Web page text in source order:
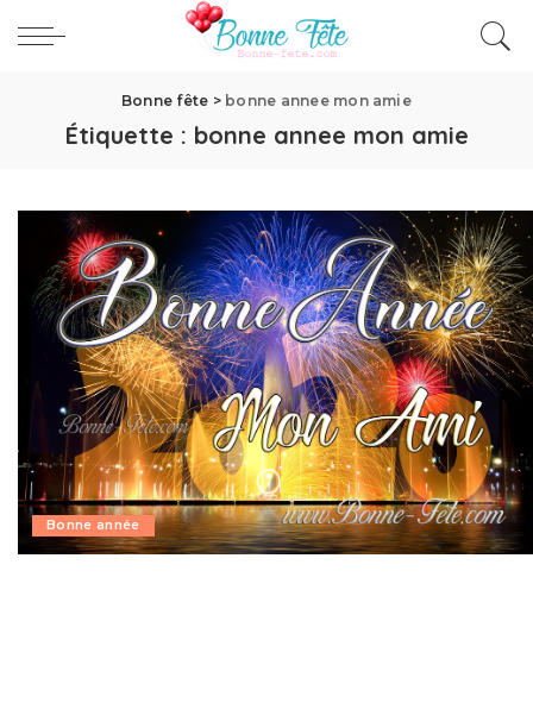
Bonne fête > bonne annee mon amie
Étiquette : bonne annee mon amie
Bonne année